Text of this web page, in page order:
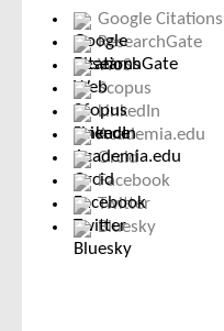
Google Citations
ResearchGate
WoS
Scopus
LinkedIn
Academia.edu
Orcid
Facebook
Twitter
Bluesky